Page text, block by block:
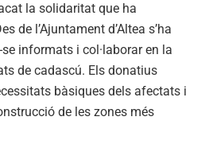
la solidaritat que ha
de l’Ajuntament d’Altea s’ha
informats i col·laborar en la
de cadascú. Els donatius
bàsiques dels afectats i
de les zones més